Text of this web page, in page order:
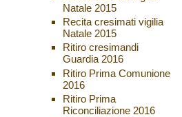
Natale 2015
Recita cresimati vigilia
Natale 2015
Ritiro cresimandi
Guardia 2016
Ritiro Prima Comunione
2016
Ritiro Prima
Riconciliazione 2016